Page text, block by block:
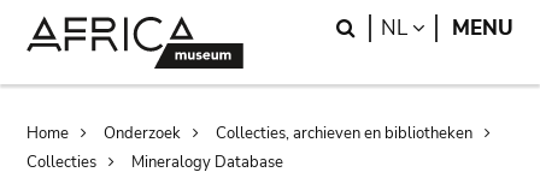
Search
NL LANGUAGE
MENU
Breadcrumb
Home Onderzoek
Collecties, archieven en bibliotheken
Collecties
Mineralogy Database